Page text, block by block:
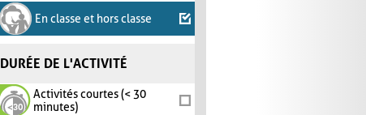
En classe et hors classe
DURÉE DE L'ACTIVITÉ
Activités courtes (< 30
minutes)